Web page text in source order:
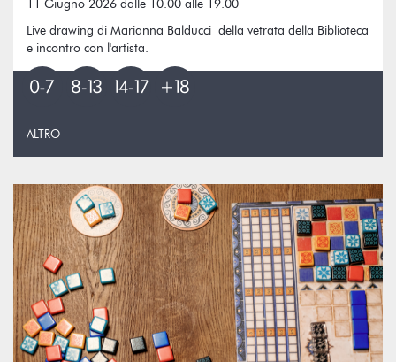
11 Giugno 2026 dalle 10.00 alle 19.00
Live drawing di Marianna Balducci della vetrata della Biblioteca
e incontro con l'artista.
ALTRO